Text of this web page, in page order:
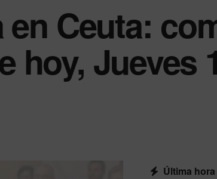
Ceuta:
hoy, Jueves
Última hora